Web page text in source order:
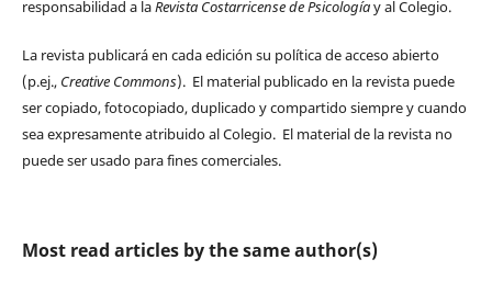
responsabilidad a laRevista Costarricense de Psicologíay al Colegio.
La revista publicará en cada edición su política de acceso abierto
(p.ej., Creative Commons). El material publicado en la revista puede
ser copiado, fotocopiado, duplicado y compartido siempre y cuando
sea expresamente atribuido al Colegio. El material de la revista no
puede ser usado para fines comerciales.
Most read articles by the same author(s)